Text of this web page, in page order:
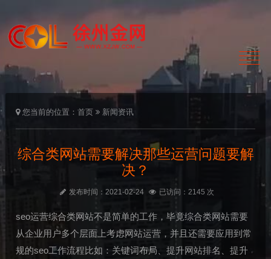
您当前的位置：首页 新闻资讯
综合类网站需要解决那些运营问题要解
决？
发布时间：2021-02-24 已访问：2145 次
seo运营综合类网站不是简单的工作，毕竟综合类网站需要
从企业用户多个层面上考虑网站运营，并且还需要应用到常
规的seo工作流程比如：关键词布局、提升网站排名、提升